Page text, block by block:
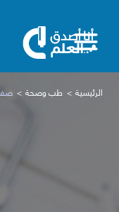
الرئيسية طب وصحة